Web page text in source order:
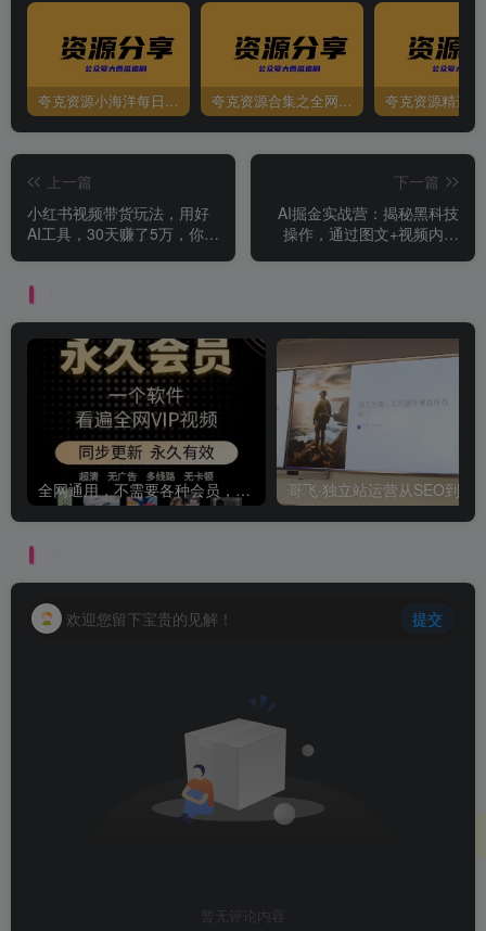
夸克资源小海洋每日更新资源大汇总（持续更新） 夸克资源合集之全网影视 夸克资源精选
上一篇
小红书视频带货玩法，用好
AI工具，30天赚了5万，你也
下一篇
AI掘金实战营：揭秘黑科技
操作，通过图文+视频内容
全网通用，不需要各种会员，再也不缺电影看！！
欢迎您留下宝贵的见解！ 提交
暂无评论内容